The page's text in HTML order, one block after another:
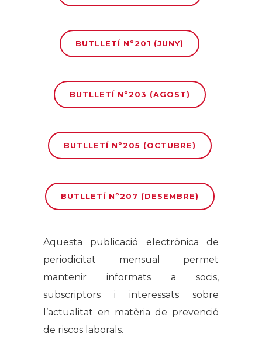
BUTLLETÍ Nº201 (JUNY)
BUTLLETÍ Nº203 (AGOST)
BUTLLETÍ Nº205 (OCTUBRE)
BUTLLETÍ Nº207 (DESEMBRE)
Aquesta publicació electrònica de
periodicitat mensual permet
mantenir informats a socis,
subscriptors i interessats sobre
l’actualitat en matèria de prevenció
de riscos laborals.